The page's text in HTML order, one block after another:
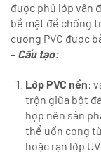
được phủ lớp vân
bề mặt để chống
cương PVC được
– Cấu tạo:
Lớp PVC nền:
trộn giữa bột
hợp nên sản
thể uốn cong
hoặc rạn lớp